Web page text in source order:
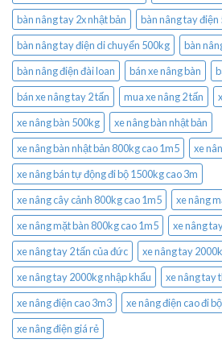
bàn nâng tay 2x nhật bản
bàn nâng tay điện
bàn nâng tay điện di chuyển 500kg
bàn
bàn nâng điện đài loan
bán xe nâng bàn
bán xe nâng tay 2 tấn
mua xe nâng 2 tấn
xe nâng bàn 500kg
xe nâng bàn nhật bản
xe nâng bàn nhật bản 800kg cao 1m5
xe
xe nâng bán tự động đi bộ 1500kg cao 3m
xe nâng cây cảnh 800kg cao 1m5
xe nâng
xe nâng mặt bàn 800kg cao 1m5
xe nâng
xe nâng tay 2 tấn của đức
xe nâng tay
xe nâng tay 2000kg nhập khẩu
xe nâng tay
xe nâng điện cao 3m3
xe nâng điện cao đi
xe nâng điện giá rẻ